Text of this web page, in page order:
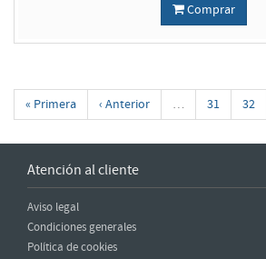
Comprar
« Primera ‹ Anterior … 31 32
Atención al cliente
Aviso legal
Condiciones generales
Política de cookies